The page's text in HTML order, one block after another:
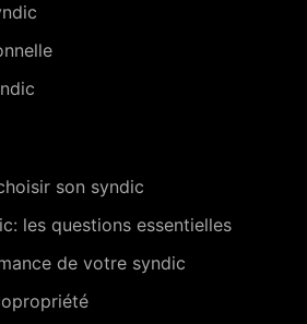
son syndic
les questions essentielles
de votre syndic